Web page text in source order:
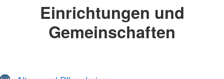
Einrichtungen und
Gemeinschaften